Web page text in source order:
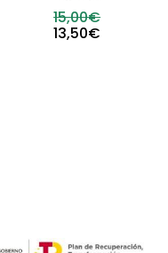
15,00€El
13,50€